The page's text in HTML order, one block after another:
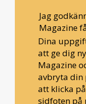
Jag
Magazine
Dina
att ge dig
Magazine
avbryta din
att klicka
sidfoten på